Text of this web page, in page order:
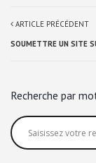
ARTICLE PRÉCÉDENT
SOUMETTRE UN SITE
Recherche par